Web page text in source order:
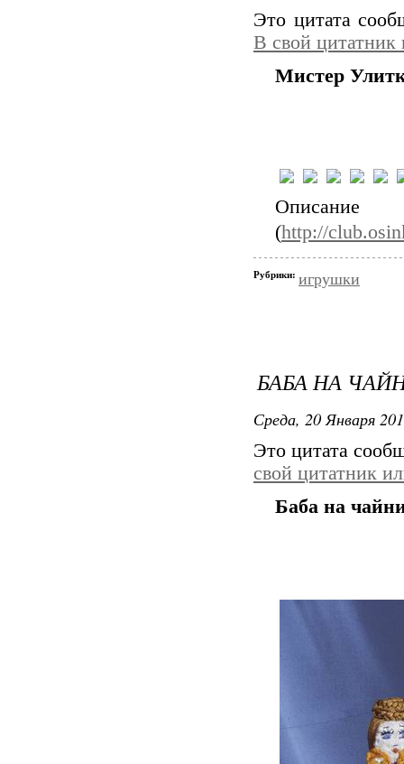
Это цитата
В свой цитатник
Мистер
(http://
Рубрики: игрушки
БАБА НА
Среда, 20 Января
Это цитата
свой цитатник
Баба на